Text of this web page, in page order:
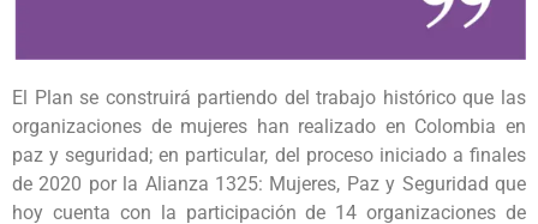
El Plan se construirá partiendo del trabajo histórico que las
organizaciones de mujeres han realizado en Colombia en
paz y seguridad; en particular, del proceso iniciado a finales
de 2020 por la Alianza 1325: Mujeres, Paz y Seguridad que
hoy cuenta con la participación de 14 organizaciones de